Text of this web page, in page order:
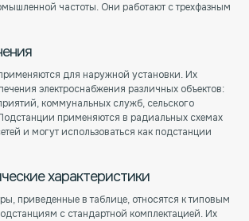
частоты. Они работают с трехфазным
для наружной установки. Их
электроснабжения различных объектов:
коммунальных служб, сельского
применяются в радиальных схемах
и могут использоваться как подстанции
характеристики
приведенные в таблице, относятся к типовым
с стандартной комплектацией. Их